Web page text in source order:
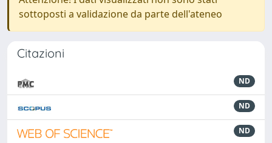
sottoposti a validazione da parte dell'ateneo
Citazioni
ND
ND
ND